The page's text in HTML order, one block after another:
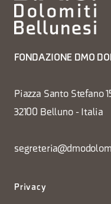
FONDAZIONE DMO
Piazza Santo Stefano
32100 Belluno - Italia
Privacy